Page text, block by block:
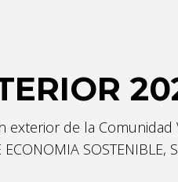
exterior de la
SOSTENIBLE,